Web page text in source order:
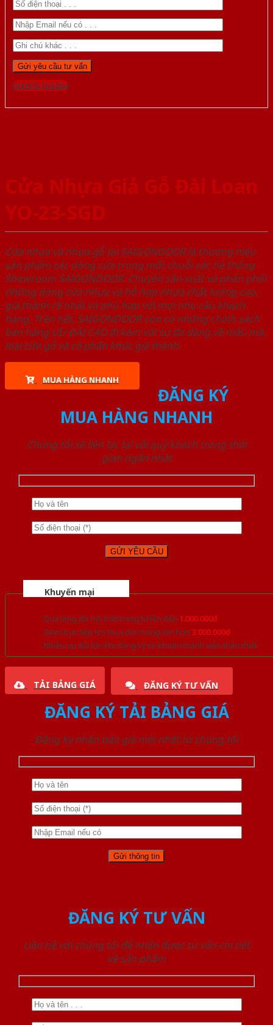
Gọi 0976.169.864
Cửa Nhựa Giả Gỗ Đài Loan
YO-23-SGD
Cửa nhựa và nhựa gỗ tại SAIGONDOOR là thương hiệu
sản phẩm các dòng cửa trong một chuỗi các hệ thống
Showroom SAIGONDOOR. Chuyên sản xuất và phân phối
những dòng cửa nhựa và hỗ hợp nhựa chất lượng cao,
giá thành rẻ nhất và phù hợp với mọi nhu cầu khách
hàng. Trên hết, SAIGONDOOR còn có những chính sách
bán hàng ƯU ĐÃI CAO đi kèm với sự đa dạng về mẫu mã,
loại cửa gỗ và cả phân khúc giá thành.
MUA HÀNG NHANH
ĐĂNG KÝ
MUA HÀNG NHANH
Chúng tôi sẽ liên lạc lại với quý khách trong thời
gian ngắn nhất
Khuyến mại
Quà tặng đồ nội thất trang trí lên đến 1.000.000đ
Giảm trực tiếp khi mua đơn hàng lớn hơn 3.000.000đ
Nhiều ưu đãi lớn khi đăng ký tài khoản thành viên thân thiết
TẢI BẢNG GIÁ ĐĂNG KÝ TƯ VẤN
ĐĂNG KÝ TẢI BẢNG GIÁ
Đăng ký nhận báo giá mới nhất từ chúng tôi
ĐĂNG KÝ TƯ VẤN
Liên hệ với chúng tôi để nhận được tư vấn chi tiết
về sản phẩm